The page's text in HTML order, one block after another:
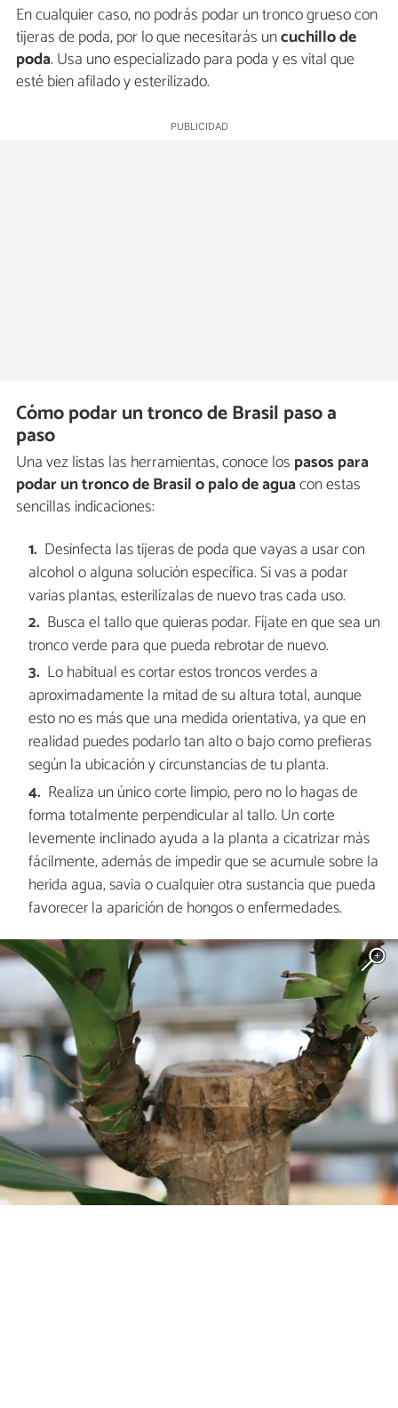
En cualquier caso, no podrás podar un tronco grueso con
tijeras de poda, por lo que necesitarás uncuchillo de
poda. Usa uno especializado para poda y es vital que
esté bien afilado y esterilizado.
Cómo podar un tronco de Brasil paso a
paso
Una vez listas las herramientas, conoce los pasos para
podar un tronco de Brasil o palo de aguacon estas
sencillas indicaciones:
Desinfecta las tijeras de poda que vayas a usar con
alcohol o alguna solución específica. Si vas a podar
varias plantas, esterilízalas de nuevo tras cada uso.
Busca el tallo que quieras podar. Fíjate en que sea un
tronco verde para que pueda rebrotar de nuevo.
Lo habitual es cortar estos troncos verdes a
aproximadamente la mitad de su altura total, aunque
esto no es más que una medida orientativa, ya que en
realidad puedes podarlo tan alto o bajo como prefieras
según la ubicación y circunstancias de tu planta.
Realiza un único corte limpio, pero no lo hagas de
forma totalmente perpendicular al tallo. Un corte
levemente inclinado ayuda a la planta a cicatrizar más
fácilmente, además de impedir que se acumule sobre la
herida agua, savia o cualquier otra sustancia que pueda
favorecer la aparición de hongos o enfermedades.